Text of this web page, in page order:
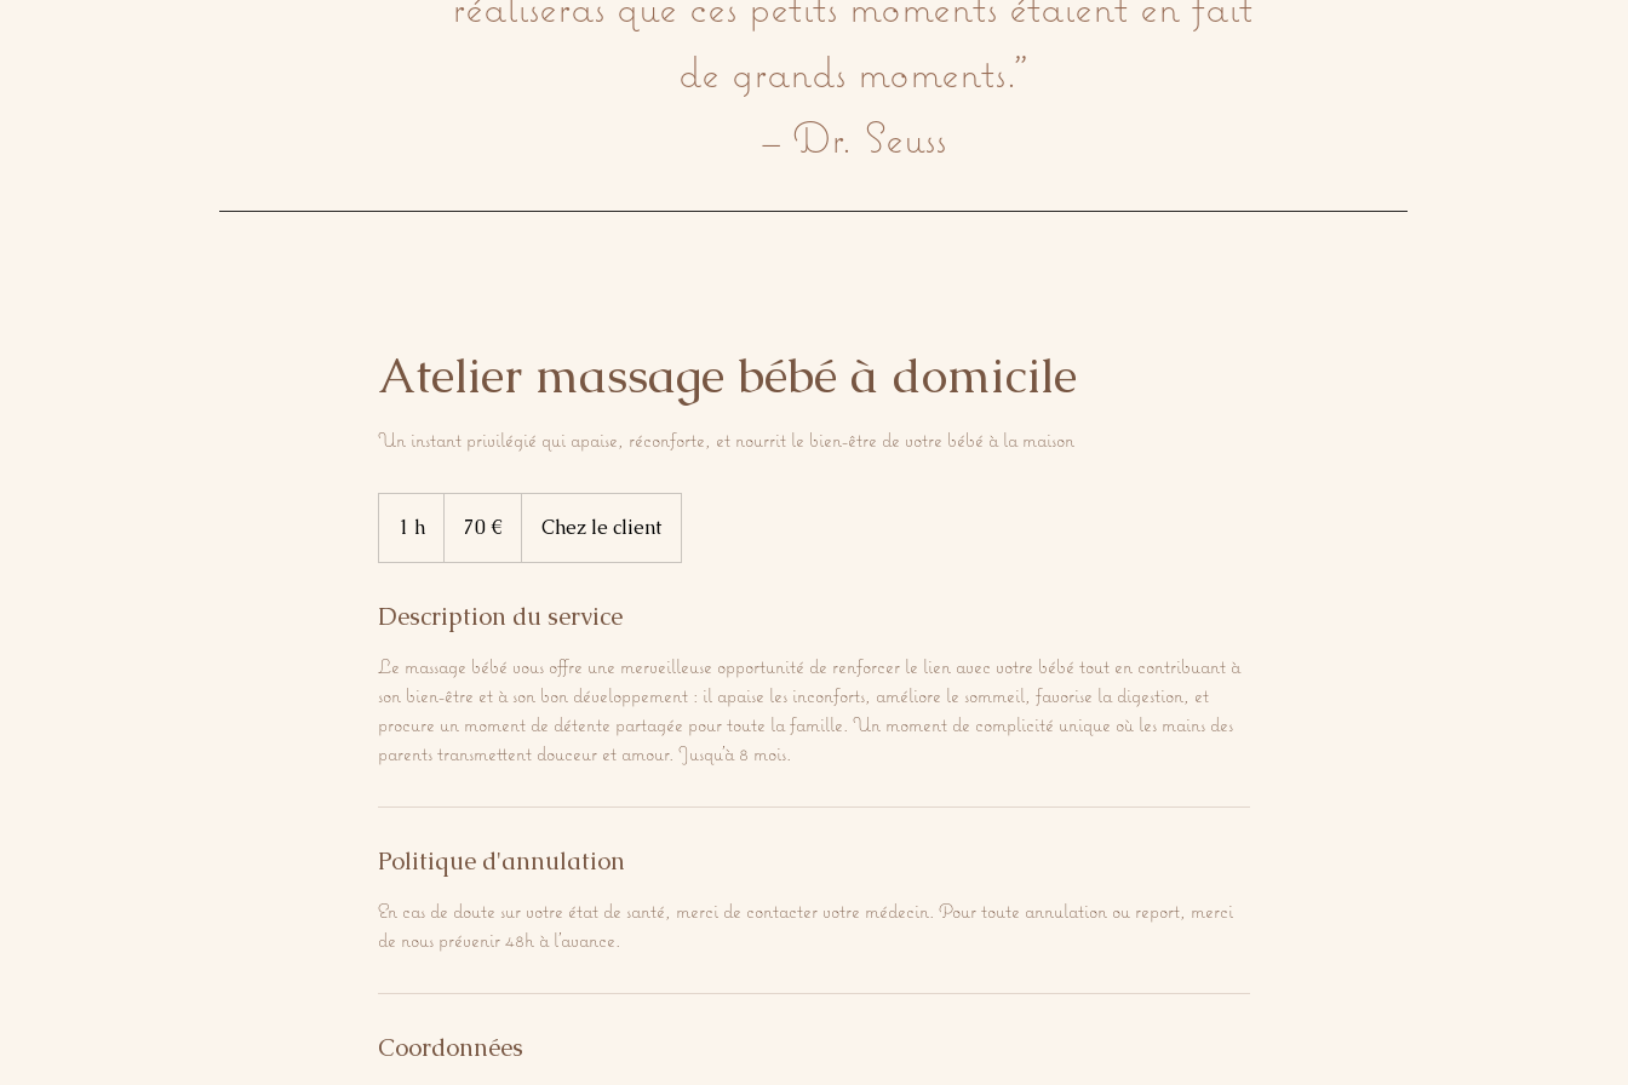
de grands moments."
– Dr. Seuss
Atelier massage bébé à domicile
Un instant privilégié qui apaise, réconforte, et nourrit le bien-être de votre bébé à la maison
1 h 70 € Chez le client
Description du service
Le massage bébé vous offre une merveilleuse opportunité de renforcer le lien avec votre bébé tout en contribuant à
son bien-être et à son bon développement : il apaise les inconforts, améliore le sommeil, favorise la digestion, et
procure un moment de détente partagée pour toute la famille. Un moment de complicité unique où les mains des
parents transmettent douceur et amour. Jusqu'à 8 mois.
Politique d'annulation
En cas de doute sur votre état de santé, merci de contacter votre médecin. Pour toute annulation ou report, merci
de nous prévenir 48h à l'avance.
Coordonnées